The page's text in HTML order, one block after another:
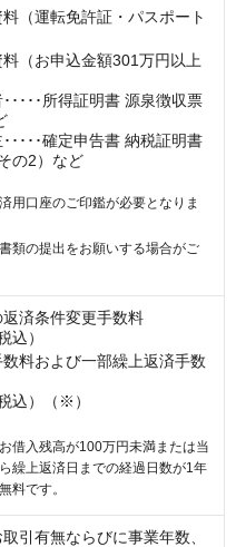
（運転免許証・パスポート
（お申込金額301万円以上
････所得証明書 源泉徴収票
････確定申告書 納税証明書
の2）など
用口座のご印鑑が必要となりま
類の提出をお願いする場合がご
返済条件変更手数料
込）
料および一部繰上返済手数
込）（※）
借入残高が100万円未満または当
繰上返済日までの経過日数が1年
料です。
引有無ならびに事業年数、